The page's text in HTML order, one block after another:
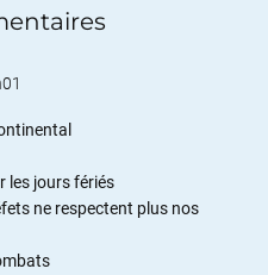
les jours fériés
ne respectent plus nos